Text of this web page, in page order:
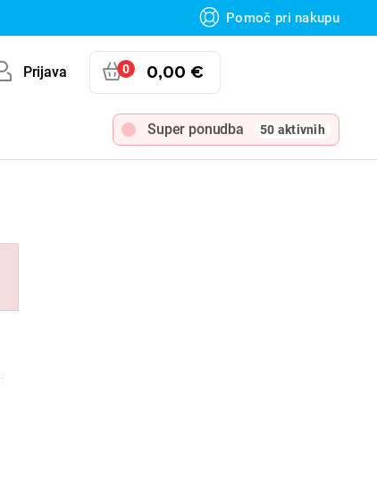
Pomoč pri nakupu
Prijava 0 0,00 €
Super ponudba 50 aktivnih